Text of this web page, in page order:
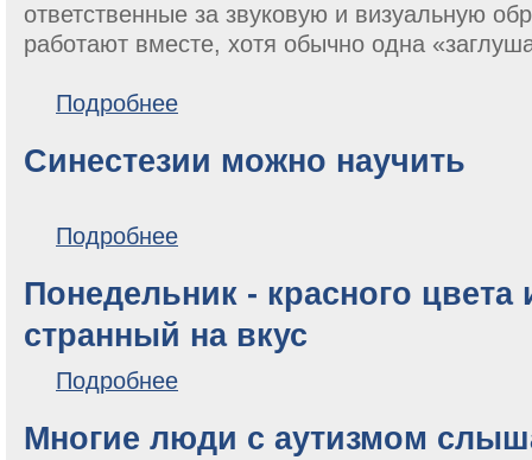
ответственные за звуковую и визуальную
работают вместе, хотя обычно одна
Подробнее
Синестезии можно научить
Подробнее
Понедельник - красного цвета
странный на вкус
Подробнее
Многие люди с аутизмом